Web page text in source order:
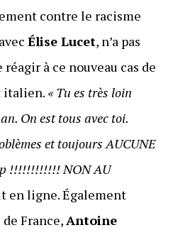
contre le racisme
Élise Lucet, n’a pas
réagir à ce nouveau cas de
italien. « Tu es très loin
On est tous avec toi.
et toujours AUCUNE
!!!!!!!!!!!! NON AU
en ligne. Également
France,Antoine